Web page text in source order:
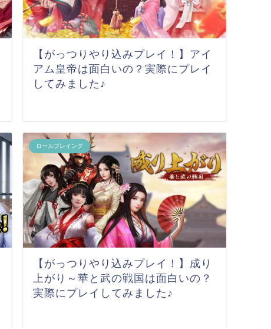
【がっつりやり込みプレイ！】アイ
アム皇帝は面白いの？実際にプレイ
してみました♪
ロールプレイング
【がっつりやり込みプレイ！】成り
上がり～華と武の戦国は面白いの？
実際にプレイしてみました♪